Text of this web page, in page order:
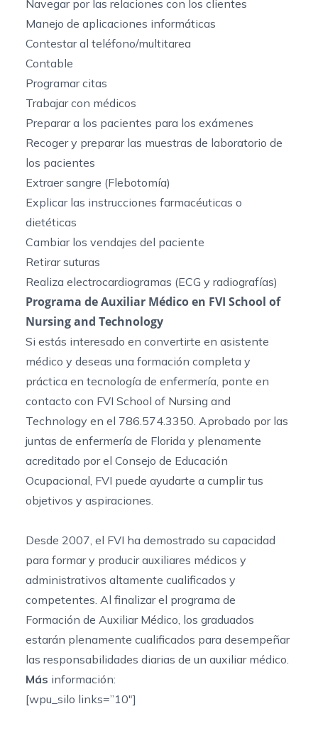
Navegar por las relaciones con los clientes
Manejo de aplicaciones informáticas
Contestar al teléfono/multitarea
Contable
Programar citas
Trabajar con médicos
Preparar a los pacientes para los exámenes
Recoger y preparar las muestras de laboratorio de
los pacientes
Extraer sangre (Flebotomía)
Explicar las instrucciones farmacéuticas o
dietéticas
Cambiar los vendajes del paciente
Retirar suturas
Realiza electrocardiogramas (ECG y radiografías)
Programa de Auxiliar Médico en FVI School of
Nursing and Technology
Si estás interesado en convertirte en asistente
médico y deseas una formación completa y
práctica en tecnología de enfermería, ponte en
contacto con FVI School of Nursing and
Technology en el 786.574.3350. Aprobado por las
juntas de enfermería de Florida y plenamente
acreditado por el Consejo de Educación
Ocupacional, FVI puede ayudarte a cumplir tus
objetivos y aspiraciones.
Desde 2007, el FVI ha demostrado su capacidad
para formar y producir auxiliares médicos y
administrativos altamente cualificados y
competentes. Al finalizar el programa de
Formación de Auxiliar Médico, los graduados
estarán plenamente cualificados para desempeñar
las responsabilidades diarias de un auxiliar médico.
Más información:
[wpu_silo links=”10″]